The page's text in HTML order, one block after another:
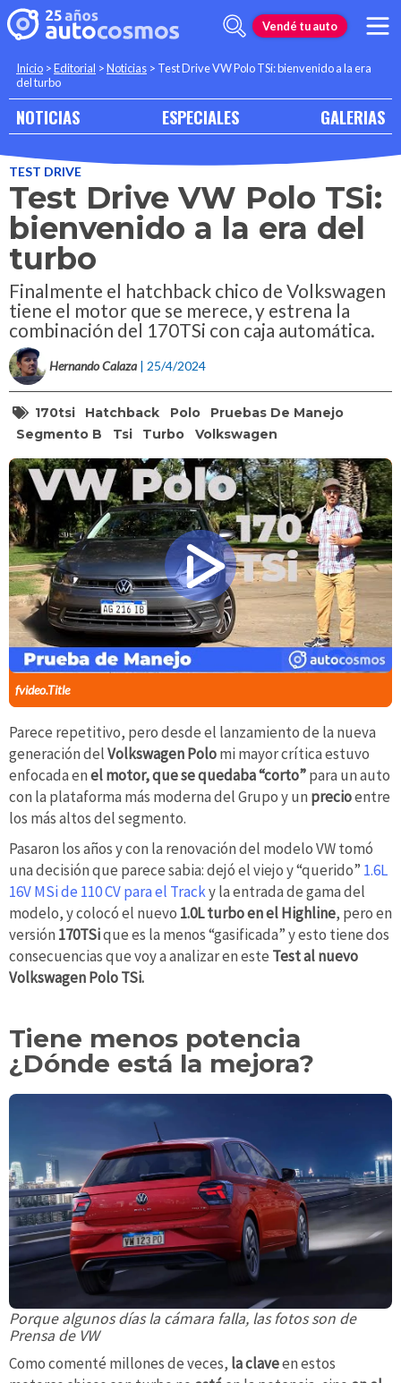
Vendé tu auto
Inicio >Editorial >Noticias > Test Drive VW Polo TSi: bienvenido a la era
del turbo
NOTICIAS ESPECIALES GALERIAS
TEST DRIVE
Test Drive VW Polo TSi:
bienvenido a la era del
turbo
Finalmente el hatchback chico de Volkswagen
tiene el motor que se merece, y estrena la
combinación del 170TSi con caja automática.
Hernando Calaza | 25/4/2024
170tsi Hatchback Polo
Pruebas De Manejo
Segmento B
Tsi Turbo Volkswagen
fvideo.Title
Parece repetitivo, pero desde el lanzamiento de la nueva
generación delVolkswagen Polomi mayor crítica estuvo
enfocada enel motor, que se quedaba “corto”para un auto
con la plataforma más moderna del Grupo y un precioentre
los más altos del segmento.
Pasaron los años y con la renovación del modelo VW tomó
una decisión que parece sabia: dejó el viejo y “querido” 1.6L
16V MSi de 110 CV para el Tracky la entrada de gama del
modelo, y colocó el nuevo 1.0L turbo en el Highline, pero en
versión 170TSique es la menos “gasificada” y esto tiene dos
consecuencias que voy a analizar en este Test al nuevo
Volkswagen Polo TSi.
Tiene menos potencia
¿Dónde está la mejora?
Porque algunos días la cámara falla, las fotos son de
Prensa de VW
Como comenté millones de veces, la claveen estos